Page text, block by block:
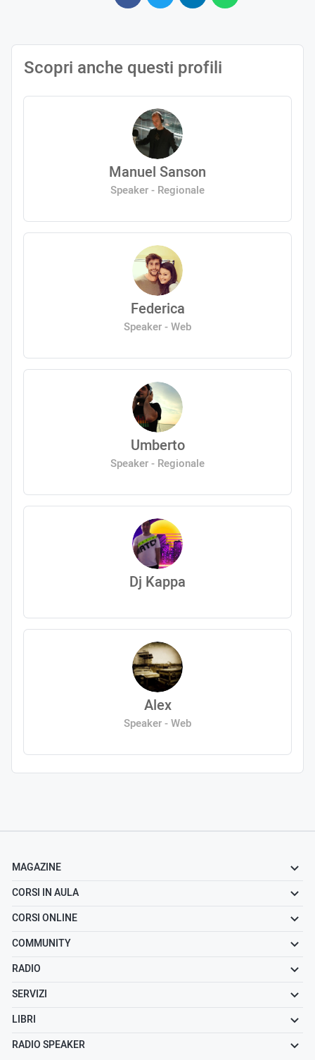
Scopri anche questi profili
Manuel Sanson
Speaker - Regionale
Federica
Speaker - Web
Umberto
Speaker - Regionale
Dj Kappa
Alex
Speaker - Web
MAGAZINE
CORSI IN AULA
CORSI ONLINE
COMMUNITY
RADIO
SERVIZI
LIBRI
RADIO SPEAKER